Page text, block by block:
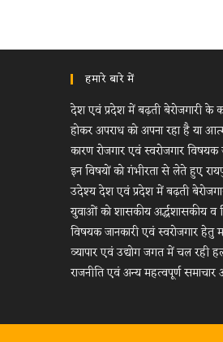
हमारे बारे में
देश एवं प्रदेश में बढ़ती बेरोजगारी
होकर अपराध को अपना रहा है या
कारण रोजगार एवं स्वरोजगार विषयक
इन विषयों को गंभीरता से लेते हुए
उदेश्य देश एवं प्रदेश में बढ़ती
युवाओं को शासकीय अर्द्धशासकीय व
विषयक जानकारी एवं स्वरोजगार हेतु
व्यापार एवं उद्योग जगत में चल रही
राजनीति एवं अन्य महत्वपूर्ण